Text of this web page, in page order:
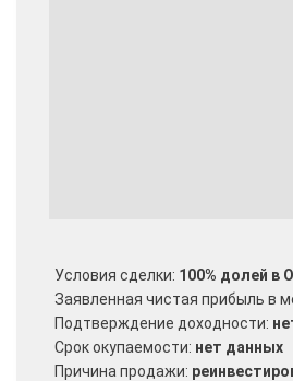
Условия сделки: 100% долей в
Заявленная чистая прибыль в
Подтверждение доходности:
Срок окупаемости: нет данных
Причина продажи: